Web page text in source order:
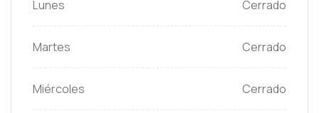
Lunes Cerrado
Martes Cerrado
Miércoles Cerrado